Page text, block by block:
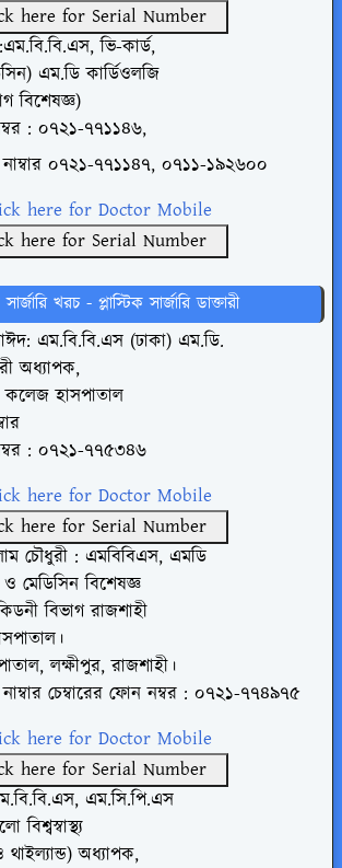
here for Serial Number
ভি-কার্ড,
এম.ডি কার্ডিওলজি
বিশেষজ্ঞ)
: ০৭২১-৭৭১১৪৬,
০৭২১-৭৭১১৪৭, ০৭১১-১৯২৬০০
here for Doctor Mobile
here for Serial Number
সার্জারি খরচ - প্লাস্টিক সার্জারি ডাক্তারী
এম.বি.বি.এস (ঢাকা) এম.ডি.
অধ্যাপক,
কলেজ হাসপাতাল
: ০৭২১-৭৭৫৩৪৬
here for Doctor Mobile
here for Serial Number
চৌধুরী : এমবিবিএস, এমডি
মেডিসিন বিশেষজ্ঞ
বিভাগ রাজশাহী
লক্ষীপুর, রাজশাহী।
চেম্বারের ফোন নম্বর : ০৭২১-৭৭৪৯৭৫
here for Doctor Mobile
here for Serial Number
এম.সি.পি.এস
বিশ্বস্বাস্থ্য
অধ্যাপক,